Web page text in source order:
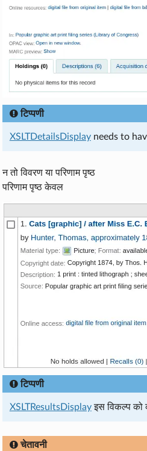
टिप्पणी
XSLTDetailsDisplayneeds to
न तो विवरण या परिणाम पृष्ठ
परिणाम पृष्ठ केवल
टिप्पणी
XSLTResultsDisplayइस विकल्प को
चेतावनी